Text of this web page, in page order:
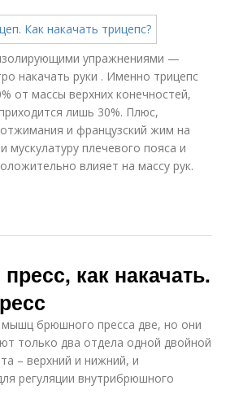
упражнениями —
накачать руки . Именно трицепс
от массы верхних конечностей,
лишь 30%. Плюс,
и французский жим на
мускулатуру плечевого пояса и
влияет на массу рук.
как накачать.
брюшного пресса две, но они
только два отдела одной двойной
– верхний и нижний, и
регуляции внутрибрюшного